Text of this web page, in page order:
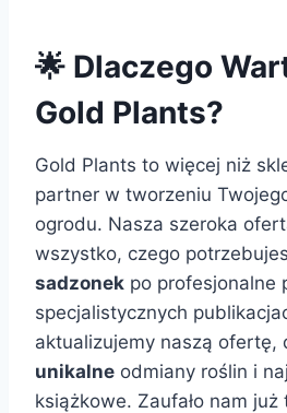
🌟 Dlaczego
Gold Plants?
Gold Plants to więcej niż
partner w tworzeniu
ogrodu. Nasza szeroka
wszystko, czego
sadzonek po profesjonalne
specjalistycznych
aktualizujemy naszą ofertę,
unikalne odmiany roślin i
książkowe. Zaufało nam